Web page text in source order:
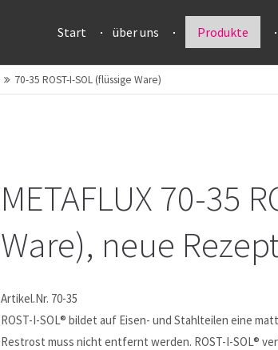
Start über uns Produkte
70-35 ROST-I-SOL (flüssige Ware)
METAFLUX 70-35
Ware), neue
Artikel.Nr. 70-35
ROST-I-SOL® bildet auf Eisen- und Stahlteilen eine
Restrost muss nicht entfernt werden. ROST-I-SOL®